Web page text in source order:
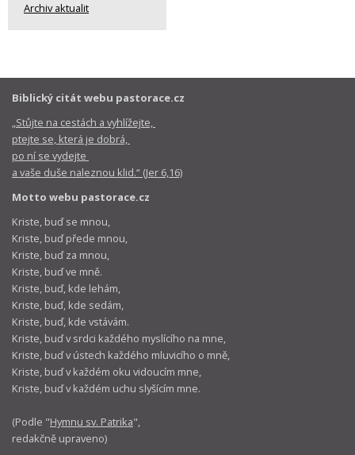
Archiv aktualit
Biblický citát webu pastorace.cz
„Stůjte na cestách a vyhlížejte,
ptejte se, která je dobrá,
po ní se vydejte
a vaše duše naleznou klid.“ (Jer 6,16)
Motto webu pastorace.cz
Kriste, buď se mnou,
Kriste, buď přede mnou,
Kriste, buď za mnou,
Kriste, buď ve mně.
Kriste, buď, kde lehám,
Kriste, buď, kde sedám,
Kriste, buď, kde vstávám.
Kriste, buď v srdci každého myslícího na mne,
Kriste, buď v ústech každého mluvicího o mně,
Kriste, buď v každém oku vidoucím mne,
Kriste, buď v každém uchu slyšícím mne.
(Podle "Hymnu sv. Patrika",
redakčně upraveno)